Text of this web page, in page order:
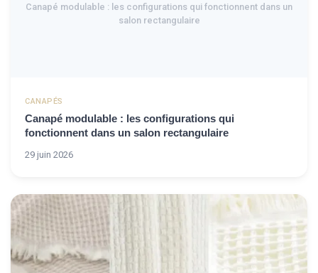
Canapé modulable : les configurations qui fonctionnent dans un
salon rectangulaire
CANAPÉS
Canapé modulable : les configurations qui
fonctionnent dans un salon rectangulaire
29 juin 2026